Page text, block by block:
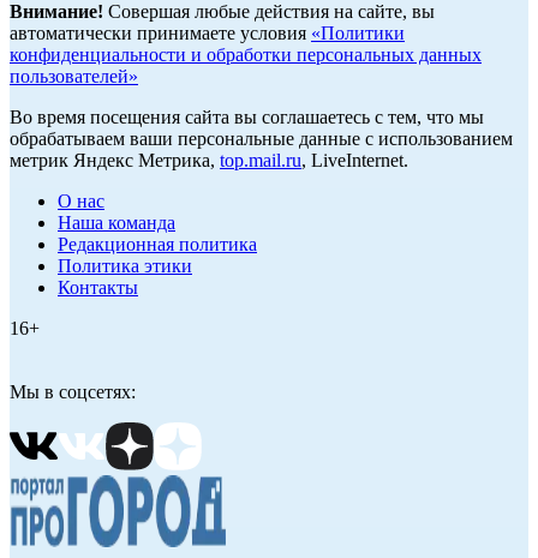
Внимание! Совершая любые действия на сайте, вы
автоматически принимаете условия «Политики
конфиденциальности и обработки персональных данных
пользователей»
Во время посещения сайта вы соглашаетесь с тем, что мы
обрабатываем ваши персональные данные с использованием
метрик Яндекс Метрика, top.mail.ru, LiveInternet.
О нас
Наша команда
Редакционная политика
Политика этики
Контакты
16+
Мы в соцсетях: